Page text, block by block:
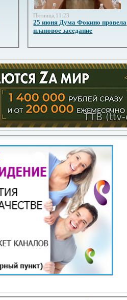
Пятница,11:23
25 июня Дума Фокино провела
плановое заседание